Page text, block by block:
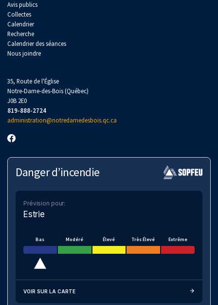
Avis publics
Collectes
Calendrier
Recherche
Calendrier des séances
Nous joindre
35, Route de l'Église
Notre-Dame-des-Bois (Québec)
J0B 2E0
819-888-2724
administration@notredamedesbois.qc.ca
Danger d’incendie
Prévision pour:
Estrie
Bas Modéré Élevé Très Élevé Extrême
VOIR SUR LA CARTE